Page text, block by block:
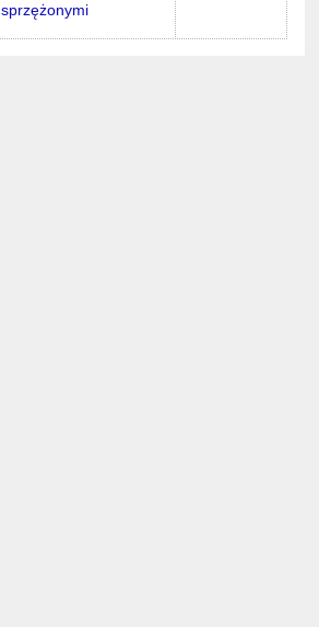
sprzężonymi